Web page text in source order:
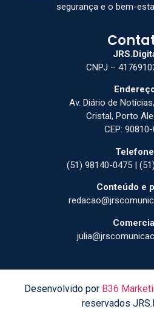
segurança e o bem-
CNPJ –
Av. Diário de
Cristal, Porto
CEP:
(51) 98140-0475 |
Conteúdo e
Desenvolvido por B36
reservados